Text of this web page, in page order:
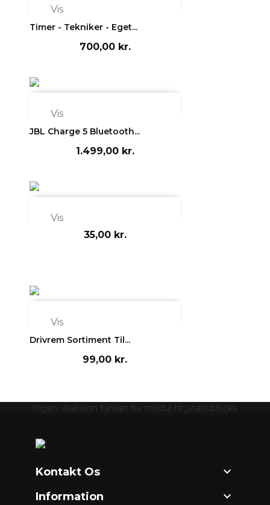
Vis
Timer - Tekniker - Eget...
700,00 kr.
Vis
JBL Charge 5 Bluetooth...
1.499,00 kr.
Vis
35,00 kr.
Vis
Drivrem Sortiment Til...
99,00 kr.
Ingen skabelon fundet for modul ht_staticblocks
Kontakt Os 
Information 